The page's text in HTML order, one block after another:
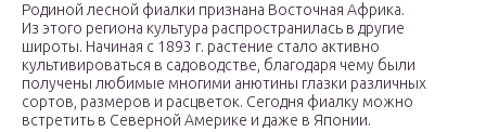
Родиной лесной фиалки признана Восточная Африка.
Из этого региона культура распространилась в другие
широты. Начиная с 1893 г. растение стало активно
культивироваться в садоводстве, благодаря чему были
получены любимые многими анютины глазки различных
сортов, размеров и расцветок. Сегодня фиалку можно
встретить в Северной Америке и даже в Японии.